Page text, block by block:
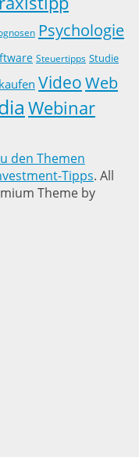
Psychologie
Steuertipps Studie
VideoWeb
Webinar
den Themen
Tipps. All
Theme by